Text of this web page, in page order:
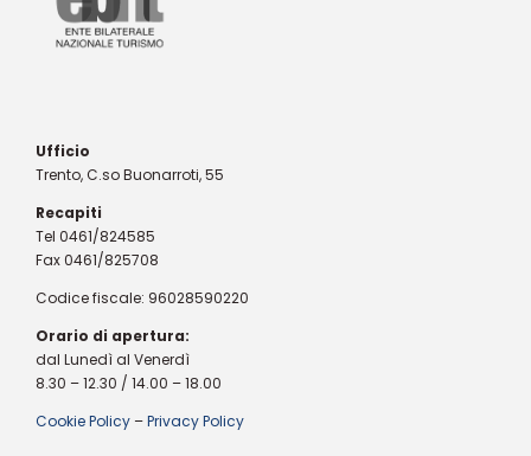
Ufficio
Trento, C.so Buonarroti, 55
Recapiti
Tel 0461/824585
Fax 0461/825708
Codice fiscale: 96028590220
Orario di apertura:
dal Lunedì al Venerdì
8.30 – 12.30 / 14.00 – 18.00
Cookie Policy –Privacy Policy